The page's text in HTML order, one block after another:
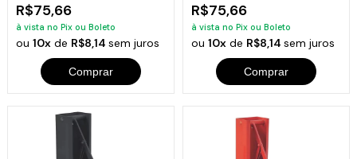
R$75,66
à vista no Pix ou Boleto
ou10x de R$8,14sem juros
Comprar
R$75,66
à vista no Pix ou Boleto
ou 10xde R$8,14 sem juros
Comprar